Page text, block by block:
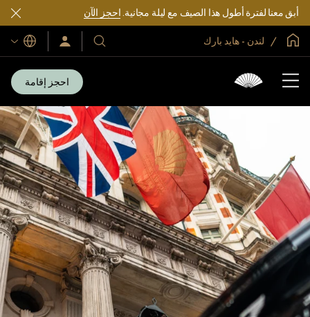
أبق معنا لفترة أطول هذا الصيف مع ليلة مجانية.احجز الآن
الصفحة الرئيسية العالمية
لندن - هايد بارك
فنادقنا
ومنتجعاتنا
سجّل
الدخول/
اللغات
احجز إقامة